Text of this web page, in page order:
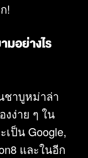
!
อย่างไร
ชาบูหม่าล่า
ง่าย ๆ ใน
ป็น Google,
และในอีก